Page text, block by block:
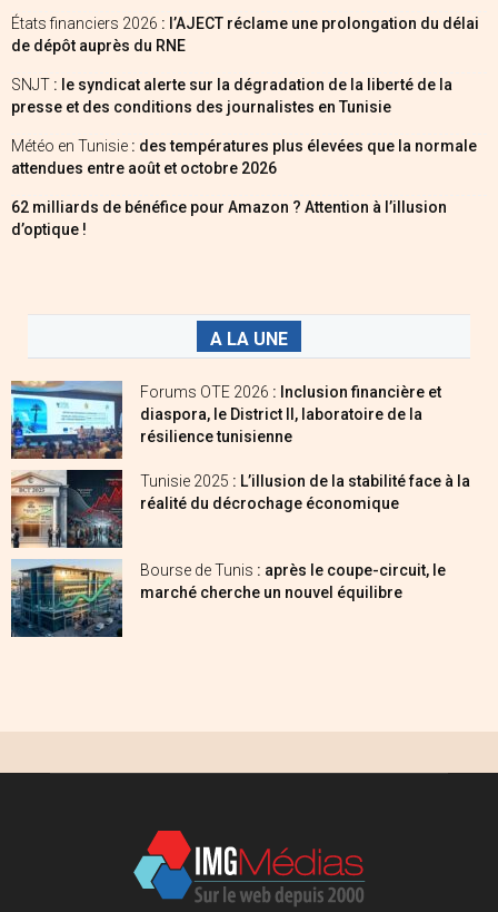
États financiers 2026 : l’AJECT réclame une prolongation du délai
de dépôt auprès du RNE
SNJT : le syndicat alerte sur la dégradation de la liberté de la
presse et des conditions des journalistes en Tunisie
Météo en Tunisie : des températures plus élevées que la normale
attendues entre août et octobre 2026
62 milliards de bénéfice pour Amazon ? Attention à l’illusion
d’optique !
A LA UNE
Forums OTE 2026 : Inclusion financière et
diaspora, le District II, laboratoire de la
résilience tunisienne
Tunisie 2025 : L’illusion de la stabilité face à la
réalité du décrochage économique
Bourse de Tunis : après le coupe-circuit, le
marché cherche un nouvel équilibre